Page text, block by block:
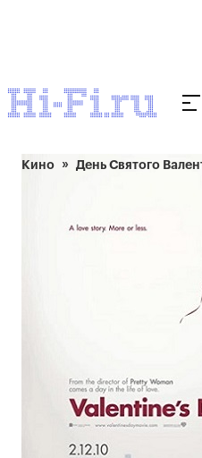
Кино День Святого